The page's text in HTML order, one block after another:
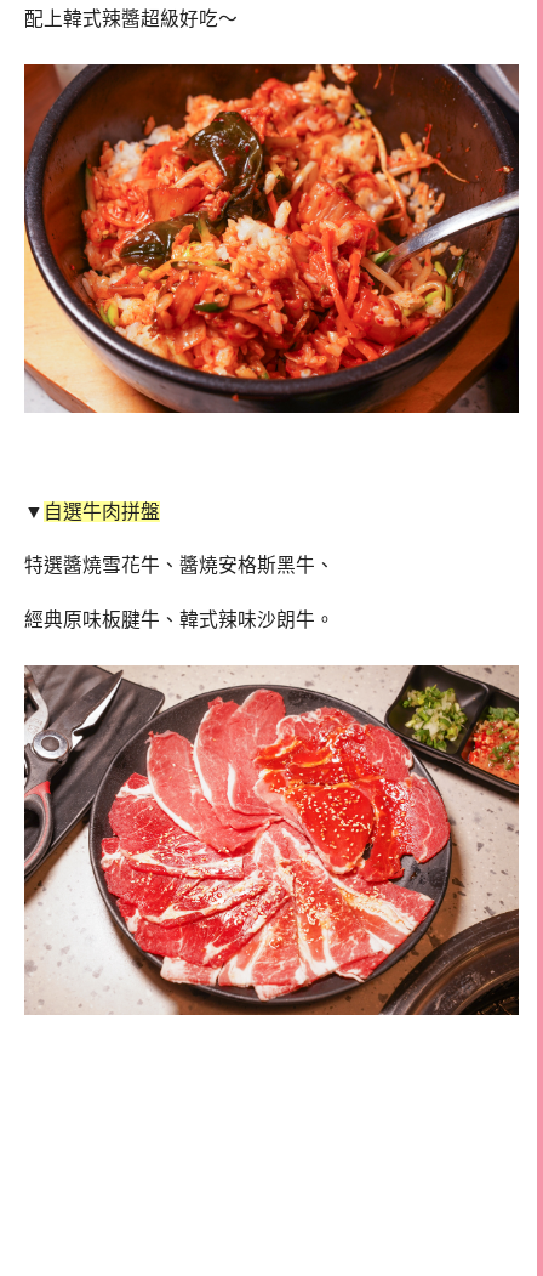
配上韓式辣醬超級好吃～
▼ 自選牛肉拼盤
特選醬燒雪花牛、醬燒安格斯黑牛、
經典原味板腱牛、韓式辣味沙朗牛。